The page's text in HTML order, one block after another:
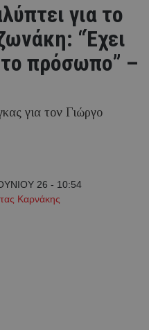
για το
“Έχει
πρόσωπο” –
για τον Γιώργο
26 - 10:54
Καρνάκης